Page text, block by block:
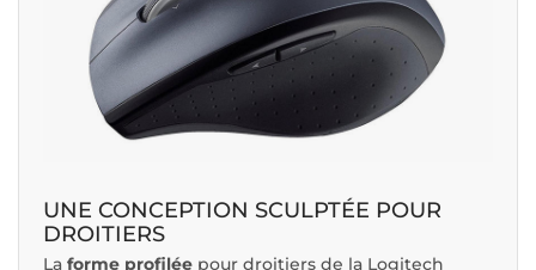
UNE CONCEPTION SCULPTÉE POUR
DROITIERS
La forme profilée pour droitiers de la Logitech